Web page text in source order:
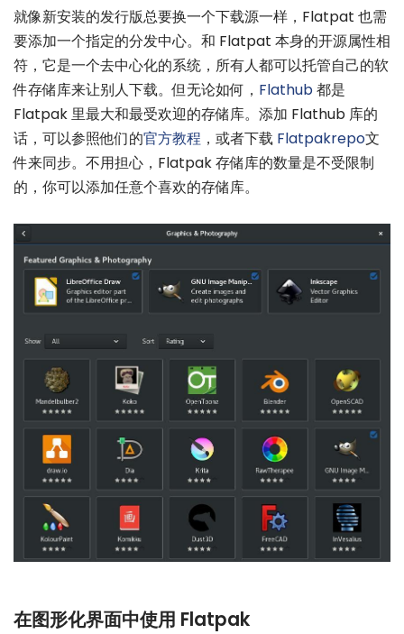
就像新安装的发行版总要换一个下载源一样，Flatpat 也需
要添加一个指定的分发中心。和 Flatpat 本身的开源属性相
符，它是一个去中心化的系统，所有人都可以托管自己的软
件存储库来让别人下载。但无论如何， Flathub都是
Flatpak 里最大和最受欢迎的存储库。添加 Flathub 库的
话，可以参照他们的官方教程 ，或者下载 Flatpakrepo文
件来同步。不用担心，Flatpak 存储库的数量是不受限制
的，你可以添加任意个喜欢的存储库。
在图形化界面中使用 Flatpak